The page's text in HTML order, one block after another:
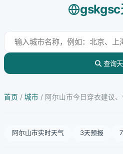
gskgsc
查询
首页 / 城市 / 阿尔山市今日穿衣建议
阿尔山市实时天气 3天预报